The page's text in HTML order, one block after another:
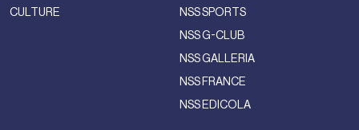
CULTURE
NSS SPORTS
NSS G-CLUB
NSS GALLERIA
NSS FRANCE
NSS EDICOLA